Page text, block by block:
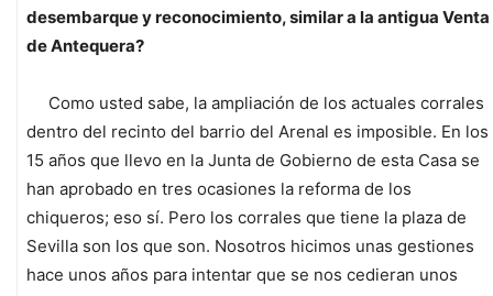
desembarque y reconocimiento, similar a la antigua Venta
de Antequera?
Como usted sabe, la ampliación de los actuales corrales
dentro del recinto del barrio del Arenal es imposible. En los
15 años que llevo en la Junta de Gobierno de esta Casa se
han aprobado en tres ocasiones la reforma de los
chiqueros; eso sí. Pero los corrales que tiene la plaza de
Sevilla son los que son. Nosotros hicimos unas gestiones
hace unos años para intentar que se nos cedieran unos